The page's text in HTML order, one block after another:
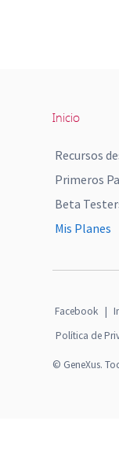
Inicio
Recursos
Primeros
Beta
Mis Planes
Facebook |
Política de
© GeneXus.